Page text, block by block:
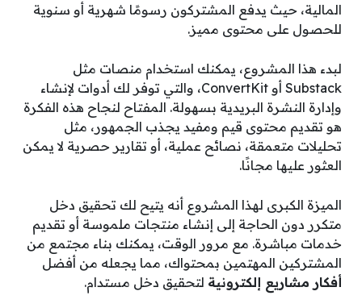
المالية، حيث يدفع المشتركون رسومًا شهرية أو سنوية
للحصول على محتوى مميز.
لبدء هذا المشروع، يمكنك استخدام منصات مثل
Substack أو ConvertKit، والتي توفر لك أدوات لإنشاء
وإدارة النشرة البريدية بسهولة. المفتاح لنجاح هذه الفكرة
هو تقديم محتوى قيم ومفيد يجذب الجمهور، مثل
تحليلات متعمقة، نصائح عملية، أو تقارير حصرية لا يمكن
العثور عليها مجانًا.
الميزة الكبرى لهذا المشروع أنه يتيح لك تحقيق دخل
متكرر دون الحاجة إلى إنشاء منتجات ملموسة أو تقديم
خدمات مباشرة. مع مرور الوقت، يمكنك بناء مجتمع من
المشتركين المهتمين بمحتواك، مما يجعله من أفضل
أفكار مشاريع إلكترونية لتحقيق دخل مستدام.